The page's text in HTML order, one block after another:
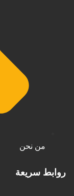
من نحن
روابط سريعة